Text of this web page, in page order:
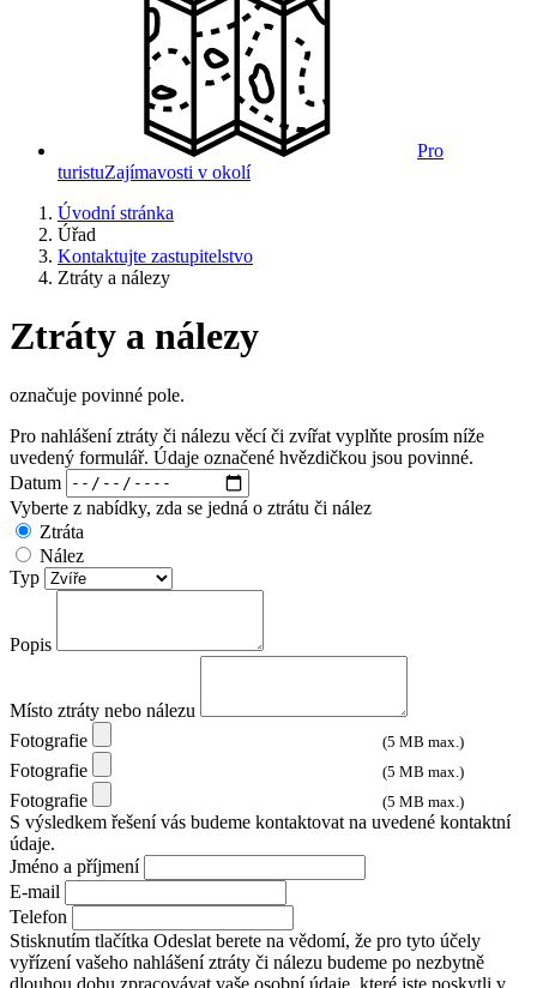
Pro
turistuZajímavosti v okolí
Úvodní stránka
Úřad
Kontaktujte zastupitelstvo
Ztráty a nálezy
Ztráty a nálezy
označuje povinné pole.
Pro nahlášení ztráty či nálezu věcí či zvířat vyplňte prosím níže
uvedený formulář. Údaje označené hvězdičkou jsou povinné.
Datum
Vyberte z nabídky, zda se jedná o ztrátu či nález
Ztráta
Nález
Typ
Popis
Místo ztráty nebo nálezu
Fotografie
(5 MB max.)
Fotografie (5 MB max.)
Fotografie (5 MB max.)
S výsledkem řešení vás budeme kontaktovat na uvedené kontaktní
údaje.
Jméno a příjmení
E-mail
Telefon
Stisknutím tlačítka Odeslat berete na vědomí, že pro tyto účely
vyřízení vašeho nahlášení ztráty či nálezu budeme po nezbytně
dlouhou dobu zpracovávat vaše osobní údaje, které jste poskytli v